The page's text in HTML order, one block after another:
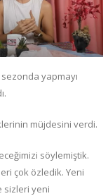
yapmayı
müjdesini verdi.
söylemiştik.
çok özledik. Yeni
sizleri yeni